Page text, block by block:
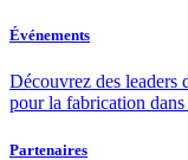
Événements
Découvrez des leaders
pour la fabrication dans
Partenaires